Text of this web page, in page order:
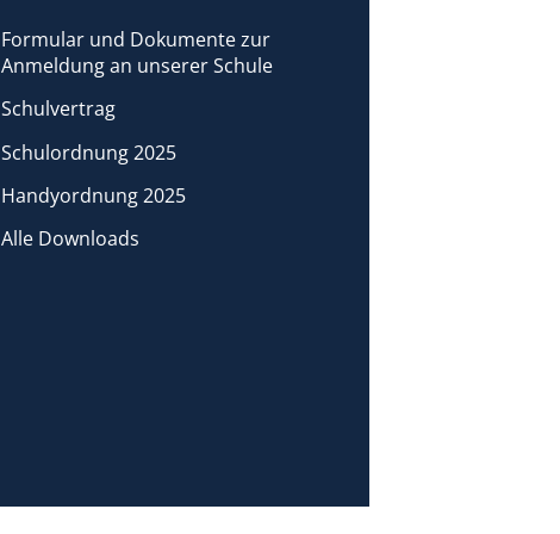
Formular und Dokumente zur
Anmeldung an unserer Schule
Schulvertrag
Schulordnung 2025
Handyordnung 2025
Alle Downloads